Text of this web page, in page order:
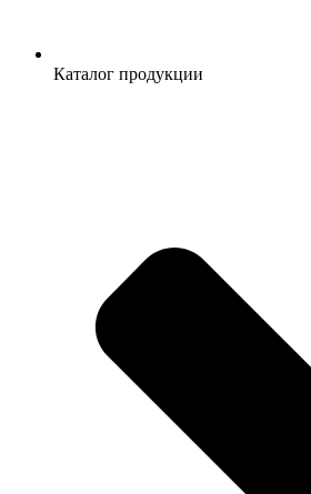
Каталог продукции